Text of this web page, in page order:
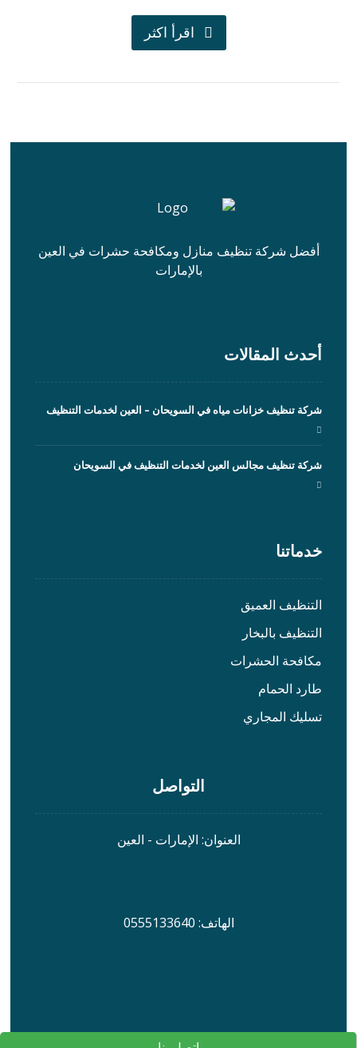
اقرأ اكثر
أفضل شركة تنظيف منازل ومكافحة حشرات في العين
بالإمارات
أحدث المقالات
شركة تنظيف خزانات مياه في السويحان – العين لخدمات التنظيف
شركة تنظيف مجالس العين لخدمات التنظيف في السويحان
خدماتنا
التنظيف العميق
التنظيف بالبخار
مكافحة الحشرات
طارد الحمام
تسليك المجاري
التواصل
العنوان: الإمارات - العين
الهاتف: 0555133640